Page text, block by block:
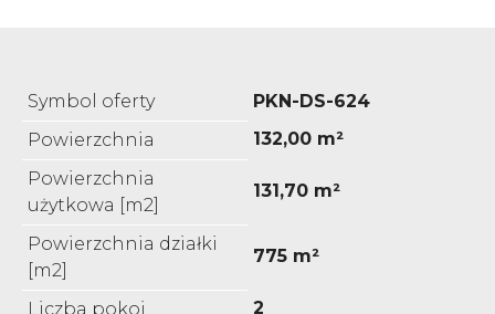
Symbol oferty
PKN-DS-624
Powierzchnia
132,00 m²
Powierzchnia
użytkowa [m2]
131,70 m²
Powierzchnia działki
[m2]
775 m²
Liczba pokoi
2